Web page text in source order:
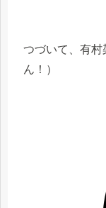
つづいて、有村
ん！）